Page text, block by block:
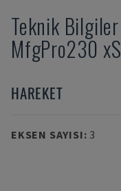
Teknik Bilgiler
MfgPro230 xS
HAREKET
EKSEN SAYISI: 3